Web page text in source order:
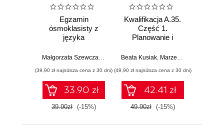
Egzamin
ósmoklasisty z
języka
słownictwo
Anna Wiśniewska
(39,90 zł najniższa cena z 30 dni)
33.90 zł
39.90zł (-15%)
Kwalifikacja A.35.
Część 1.
Planowanie i
działalności w
Podręcznik do
nauki zawodu
technik ekonomista
Beata Kusiak, Marzena Krigar-Koj
(49,90 zł najniższa cena z 30 dni)
42.41 zł
49.90zł (-15%)